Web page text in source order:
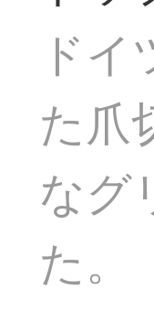
ド
た爪
なグ
た。